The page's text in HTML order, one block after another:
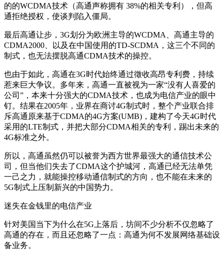
的的WCDMA技术（高通声称拥有 38%的相关专利），但高
通拒绝授权，使谈判陷入僵局。
最后高通让步，3G划分为欧洲主导的WCDMA、高通主导的
CDMA2000、以及在中国使用的TD-SCDMA，这三个不同的
制式，也无法摆脱高通CDMA技术的操控。
也由于如此，高通在3G时代始终通过徵收高昂专利费，持续
惹来巨大争议。多年来，高通一直被视为一家“没有人喜爱的
公司”，本来十分强大的CDMA技术，也成为电信产业的眼中
钉。结果在2005年，业界在商讨4G制式时，整个产业联合排
斥高通原来基于CDMA的4G方案(UMB)，建构了今天4G时代
采用的LTE制式，并把大部分CDMA相关的专利，踢出未来的
4G标准之外。
所以，高通虽然仍可以被誉为西方世界最强大的通信技术公
司，但当他们失去了CDMA这个护城河，高通已经无法单凭
一己之力，就能操控移动通信制式的方向，也不能在未来的
5G制式上压制新兴的中国势力。
迷失在金钱里的电信产业
针对美国当下为什么在5G上落后，坊间不少分析不仅忽略了
高通的存在，而且还忽略了一点：高通为何不发展网络基础设
备业务。